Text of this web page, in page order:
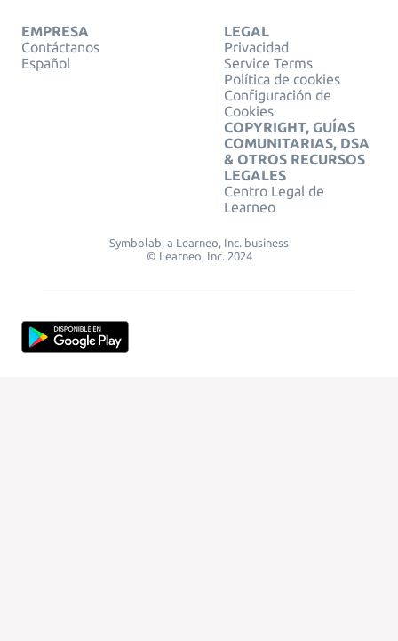
EMPRESA
Contáctanos
Español
LEGAL
Privacidad
Service Terms
Política de cookies
Configuración de
Cookies
COPYRIGHT, GUÍAS
COMUNITARIAS, DSA
& OTROS RECURSOS
LEGALES
Centro Legal de
Learneo
Symbolab, a Learneo, Inc. business
© Learneo, Inc. 2024